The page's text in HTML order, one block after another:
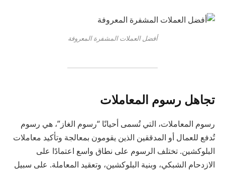
أفضل العملات المشفرة المعروفة
تجاهل رسوم المعاملات
رسوم المعاملات، التي تُسمى أحيانًا “رسوم الغاز”، هي رسوم
تُدفع للعمال أو المدققين الذين يقومون بمعالجة وتأكيد معاملات
البلوكشين. تختلف الرسوم على نطاق واسع اعتمادًا على
الازدحام الشبكي، وبنية البلوكشين، وتعقيد المعاملة. على سبيل